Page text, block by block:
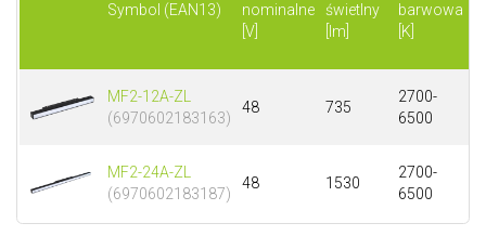
Symbol (EAN13)
nominalne
[V]
świetlny
[lm]
barwowa
[K]
MF2-12A-ZL
(6970602183163)
48 735
2700-
6500
MF2-24A-ZL
(6970602183187)
48 1530
2700-
6500